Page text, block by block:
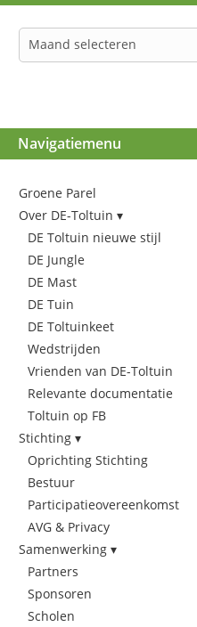
Archieven
Maand selecteren
Navigatiemenu
Groene Parel
Over DE-Toltuin
DE Toltuin nieuwe stijl
DE Jungle
DE Mast
DE Tuin
DE Toltuinkeet
Wedstrijden
Vrienden van DE-Toltuin
Relevante documentatie
Toltuin op FB
Stichting
Oprichting Stichting
Bestuur
Participatieovereenkomst
AVG & Privacy
Samenwerking
Partners
Sponsoren
Scholen